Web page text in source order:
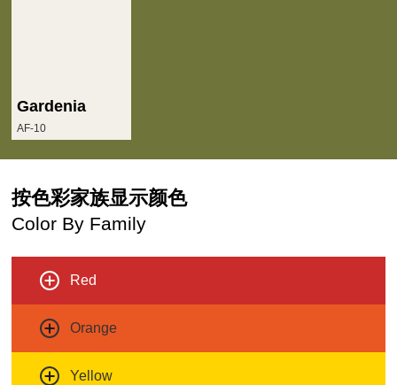
Gardenia
AF-10
按色彩家族显示颜色
Color By Family
Red
Orange
Yellow